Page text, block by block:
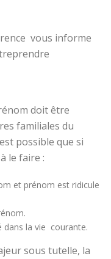
vous informe
doit être
familiales du
possible que si
le faire :
et prénom est ridicule
dans la vie courante.
sous tutelle, la